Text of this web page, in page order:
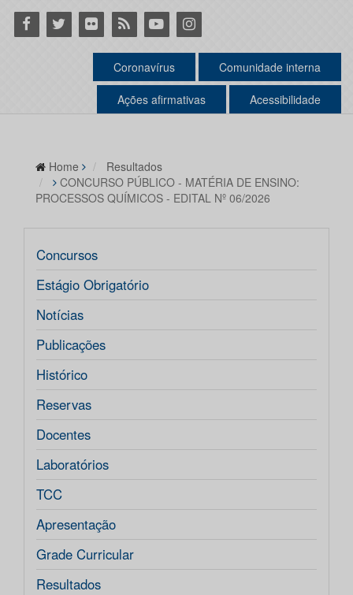
Facebook
Twitter Flickr RSS YoutubeInstagram
Coronavírus Comunidade interna
Ações afirmativas Acessibilidade
Home
Resultados
CONCURSO PÚBLICO - MATÉRIA DE ENSINO:
PROCESSOS QUÍMICOS - EDITAL Nº 06/2026
Concursos
Estágio Obrigatório
Notícias
Publicações
Histórico
Reservas
Docentes
Laboratórios
TCC
Apresentação
Grade Curricular
Resultados